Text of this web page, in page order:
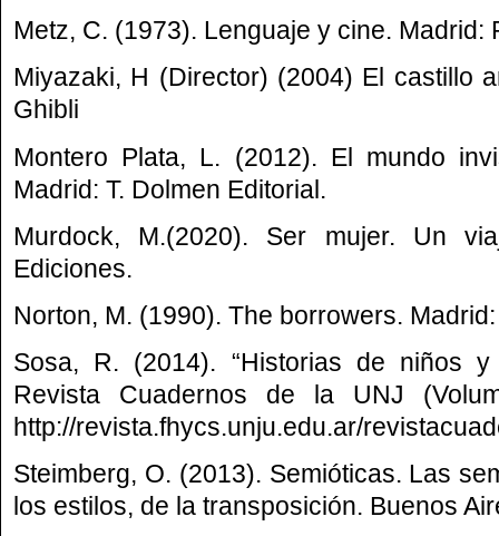
Metz, C. (1973). Lenguaje y cine. Madrid:
Miyazaki, H (Director) (2004) El castillo
Ghibli
Montero Plata, L. (2012). El mundo
Madrid: T. Dolmen Editorial.
Murdock, M.(2020). Ser mujer. Un
Ediciones.
Norton, M. (1990). The borrowers.
Sosa, R. (2014). “Historias de niños y
Revista Cuadernos de la UNJ
http://revista.fhycs.unju.edu.ar/
Steimberg, O. (2013). Semióticas. Las
los estilos, de la transposición. Buenos